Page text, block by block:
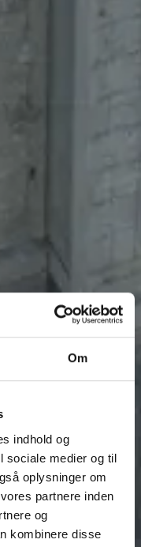
Om
indhold og
sociale medier og til
oplysninger om
partnere inden
og
kombinere disse